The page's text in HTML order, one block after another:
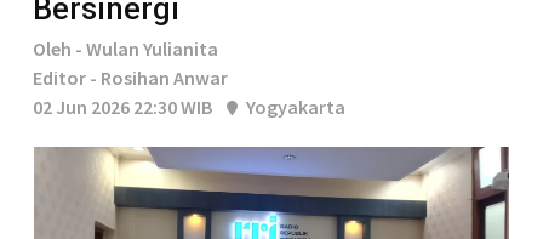
Bersinergi
Oleh - Wulan Yulianita
Editor - Rosihan Anwar
02 Jun 2026 22:30 WIB
Yogyakarta